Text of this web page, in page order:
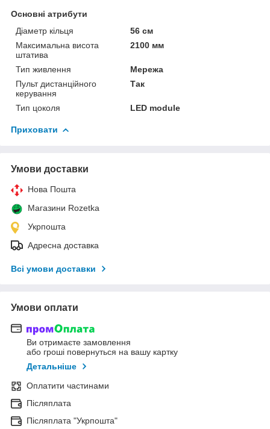
Основні атрибути
Діаметр кільця
56 см
Максимальна висота
штатива
2100 мм
Тип живлення
Мережа
Пульт дистанційного
керування
Так
Тип цоколя LED module
Приховати
Умови доставки
Нова Пошта
Магазини Rozetka
Укрпошта
Адресна доставка
Всі умови доставки
Умови оплати
Ви отримаєте замовлення
або гроші повернуться на вашу картку
Детальніше
Оплатити частинами
Післяплата
Післяплата "Укрпошта"